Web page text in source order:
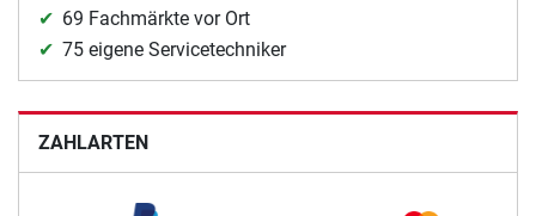
69 Fachmärkte vor Ort
75 eigene Servicetechniker
ZAHLARTEN